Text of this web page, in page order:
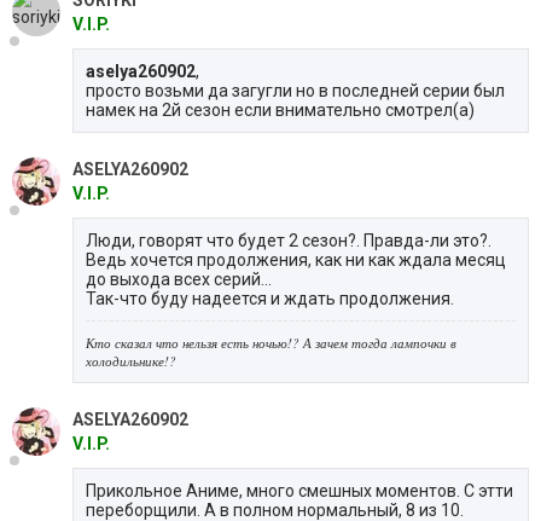
V.I.P.
aselya260902,
просто возьми да загугли но в последней серии был
намек на 2й сезон если внимательно смотрел(а)
ASELYA260902
V.I.P.
Люди, говорят что будет 2 сезон?. Правда-ли это?.
Ведь хочется продолжения, как ни как ждала месяц
до выхода всех серий...
Так-что буду надеется и ждать продолжения.
Кто сказал что нельзя есть ночью!? А зачем тогда лампочки в
холодильнике!?
ASELYA260902
V.I.P.
Прикольное Аниме, много смешных моментов. С этти
переборщили. А в полном нормальный, 8 из 10.